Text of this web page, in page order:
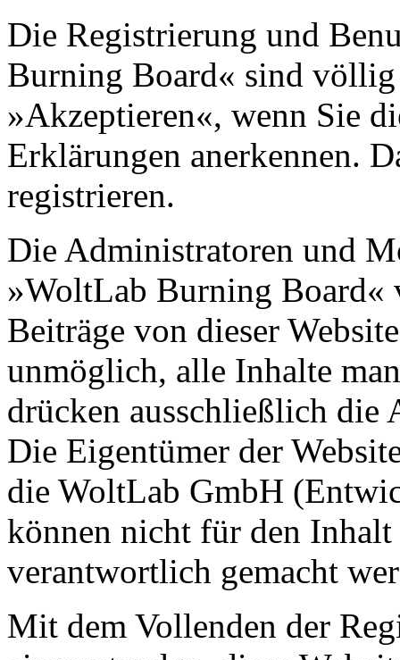
Die Registrierung und
Burning Board« sind
»Akzeptieren«, wenn Sie
Erklärungen anerkennen.
registrieren.
Die Administratoren und
»WoltLab Burning Board«
Beiträge von dieser
unmöglich, alle Inhalte
drücken ausschließlich die
Die Eigentümer der
die WoltLab GmbH
können nicht für den
verantwortlich gemacht
Mit dem Vollenden der